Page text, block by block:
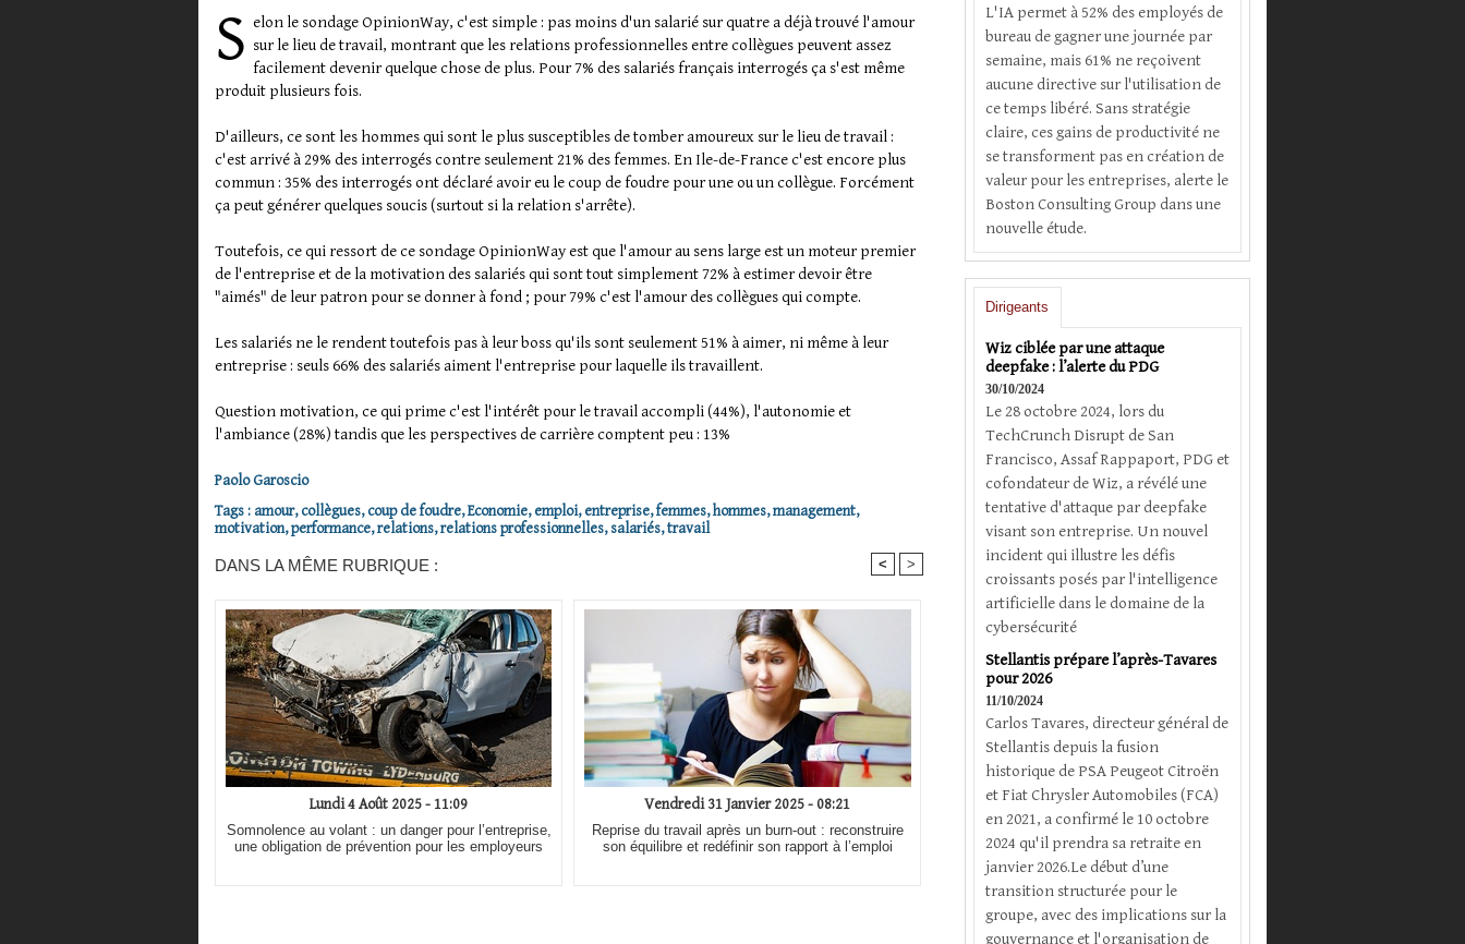
S elon le sondage OpinionWay, c'est simple : pas moins d'un salarié sur quatre a déjà trouvé l'amour
sur le lieu de travail, montrant que les relations professionnelles entre collègues peuvent assez
facilement devenir quelque chose de plus. Pour 7% des salariés français interrogés ça s'est même
produit plusieurs fois.
D'ailleurs, ce sont les hommes qui sont le plus susceptibles de tomber amoureux sur le lieu de travail :
c'est arrivé à 29% des interrogés contre seulement 21% des femmes. En Ile-de-France c'est encore plus
commun : 35% des interrogés ont déclaré avoir eu le coup de foudre pour une ou un collègue. Forcément
ça peut générer quelques soucis (surtout si la relation s'arrête).
Toutefois, ce qui ressort de ce sondage OpinionWay est que l'amour au sens large est un moteur premier
de l'entreprise et de la motivation des salariés qui sont tout simplement 72% à estimer devoir être
"aimés" de leur patron pour se donner à fond ; pour 79% c'est l'amour des collègues qui compte.
Les salariés ne le rendent toutefois pas à leur boss qu'ils sont seulement 51% à aimer, ni même à leur
entreprise : seuls 66% des salariés aiment l'entreprise pour laquelle ils travaillent.
Question motivation, ce qui prime c'est l'intérêt pour le travail accompli (44%), l'autonomie et
l'ambiance (28%) tandis que les perspectives de carrière comptent peu : 13%
Paolo Garoscio
Tags : amour,collègues,coup de foudre,Economie,emploi,entreprise,femmes,hommes,management,
motivation,performance,relations,relations professionnelles,salariés,travail
DANS LA MÊME RUBRIQUE : < >
Lundi 4 Août 2025 - 11:09
Somnolence au volant : un danger pour l’entreprise,
une obligation de prévention pour les employeurs
Vendredi 31 Janvier 2025 - 08:21
Reprise du travail après un burn-out : reconstruire
son équilibre et redéfinir son rapport à l’emploi
L'IA permet à 52% des employés de
bureau de gagner une journée par
semaine, mais 61% ne reçoivent
aucune directive sur l'utilisation de
ce temps libéré. Sans stratégie
claire, ces gains de productivité ne
se transforment pas en création de
valeur pour les entreprises, alerte le
Boston Consulting Group dans une
nouvelle étude.
Dirigeants
Wiz ciblée par une attaque
deepfake : l’alerte du PDG
30/10/2024
Le 28 octobre 2024, lors du
TechCrunch Disrupt de San
Francisco, Assaf Rappaport, PDG et
cofondateur de Wiz, a révélé une
tentative d'attaque par deepfake
visant son entreprise. Un nouvel
incident qui illustre les défis
croissants posés par l'intelligence
artificielle dans le domaine de la
cybersécurité
Stellantis prépare l’après-Tavares
pour 2026
11/10/2024
Carlos Tavares, directeur général de
Stellantis depuis la fusion
historique de PSA Peugeot Citroën
et Fiat Chrysler Automobiles (FCA)
en 2021, a confirmé le 10 octobre
2024 qu'il prendra sa retraite en
janvier 2026.Le début d’une
transition structurée pour le
groupe, avec des implications sur la
gouvernance et l'organisation de